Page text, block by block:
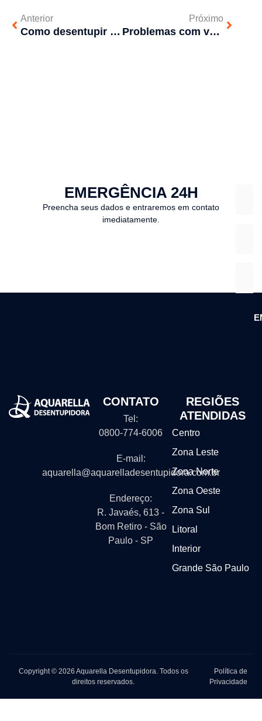
Anterior
Como desentupir o ralo do banheiro?
Próximo
Problemas com vaso sanitário entupido. Saiba o que fazer
EMERGÊNCIA 24H
Preencha seus dados e entraremos em contato
imediatamente.
CONTATO
Tel:
0800-774-6006
E-mail:
aquarella@aquarelladesentupidora.com.br
Endereço:
R. Javaés, 613 -
Bom Retiro - São
Paulo - SP
REGIÕES
ATENDIDAS
Centro
Zona Leste
Zona Norte
Zona Oeste
Zona Sul
Litoral
Interior
Grande São Paulo
Copyright © 2026 Aquarella Desentupidora. Todos os
direitos reservados.
Política de
Privacidade